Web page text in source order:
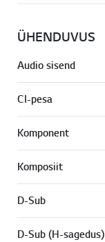
ÜHENDUVUS
Audio sisend
CI-pesa
Komponent
Komposiit
D-Sub
D-Sub (H-sagedus)